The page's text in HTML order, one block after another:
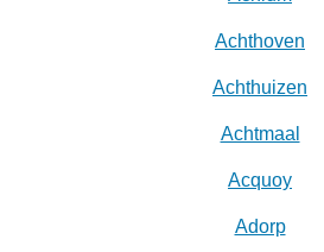
Achthoven
Achthuizen
Achtmaal
Acquoy
Adorp